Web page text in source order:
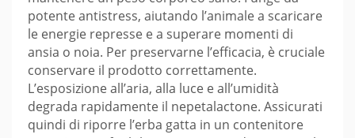
potente antistress, aiutando l’animale a scaricare
le energie represse e a superare momenti di
ansia o noia. Per preservarne l’efficacia, è cruciale
conservare il prodotto correttamente.
L’esposizione all’aria, alla luce e all’umidità
degrada rapidamente il nepetalactone. Assicurati
quindi di riporre l’erba gatta in un contenitore